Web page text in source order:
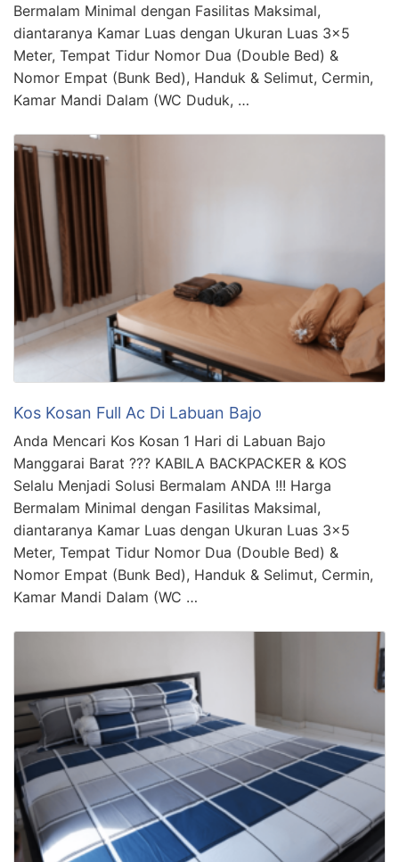
Bermalam Minimal dengan Fasilitas Maksimal,
diantaranya Kamar Luas dengan Ukuran Luas 3×5
Meter, Tempat Tidur Nomor Dua (Double Bed) &
Nomor Empat (Bunk Bed), Handuk & Selimut, Cermin,
Kamar Mandi Dalam (WC Duduk, …
Kos Kosan Full Ac Di Labuan Bajo
Anda Mencari Kos Kosan 1 Hari di Labuan Bajo
Manggarai Barat ??? KABILA BACKPACKER & KOS
Selalu Menjadi Solusi Bermalam ANDA !!! Harga
Bermalam Minimal dengan Fasilitas Maksimal,
diantaranya Kamar Luas dengan Ukuran Luas 3×5
Meter, Tempat Tidur Nomor Dua (Double Bed) &
Nomor Empat (Bunk Bed), Handuk & Selimut, Cermin,
Kamar Mandi Dalam (WC …